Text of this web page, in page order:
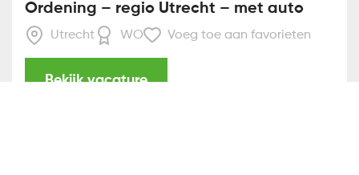
Ordening – regio Utrecht – met auto
Utrecht WO Voeg toe aan favorieten
Bekijk vacature